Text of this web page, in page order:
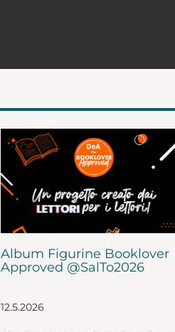
Album Figurine Booklover
Approved @SalTo2026
12.5.2026